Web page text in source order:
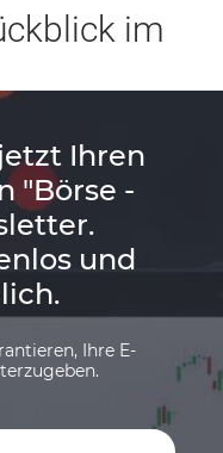
im
Ihren
"Börse -
und
Ihre E-